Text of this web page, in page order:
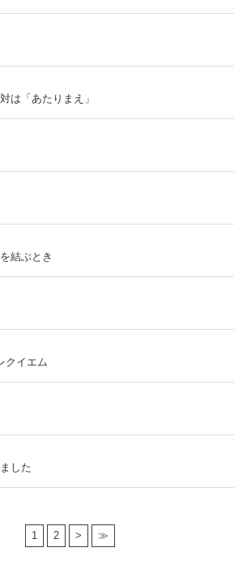
は「あたりまえ」
結ぶとき
クイエム
した
1 2 > ≫